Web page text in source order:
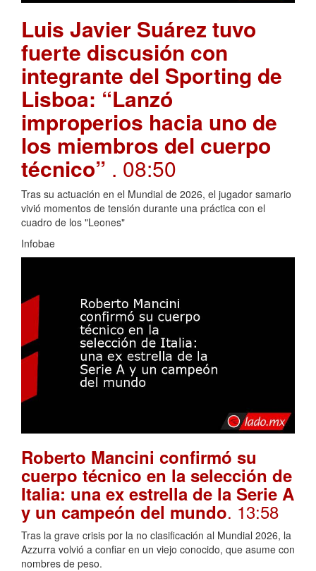
Luis Javier Suárez tuvo
fuerte discusión con
integrante del Sporting de
Lisboa: “Lanzó
improperios hacia uno de
los miembros del cuerpo
técnico” . 08:50
Tras su actuación en el Mundial de 2026, el jugador samario
vivió momentos de tensión durante una práctica con el
cuadro de los "Leones"
Infobae
Roberto Mancini confirmó su
cuerpo técnico en la selección de
Italia: una ex estrella de la Serie A
y un campeón del mundo. 13:58
Tras la grave crisis por la no clasificación al Mundial 2026, la
Azzurra volvió a confiar en un viejo conocido, que asume con
nombres de peso.